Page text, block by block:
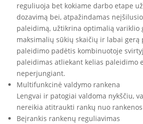
reguliuoja bet kokiame darbo etape
dozavimą bei, atpažindamas
paleidimą, užtikrina optimalią variklio
maksimalių sūkių skaičių ir labai gerą
paleidimo padėtis kombinuotoje
paleidimas atliekant kelias paleidimo
neperjungiant.
Multifunkcinė valdymo rankena
Lengvai ir patogiai valdoma nykščiu,
nereikia atitraukti rankų nuo rankenos
Beįrankis rankenų reguliavimas